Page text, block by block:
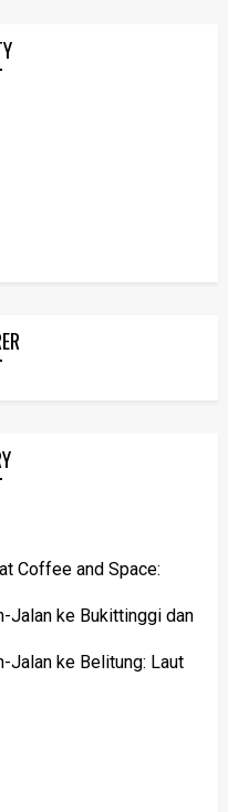
Coffee and Space:
Jalan ke Bukittinggi dan
Jalan ke Belitung: Laut